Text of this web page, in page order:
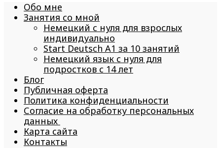
Обо мне
Занятия со мной
Немецкий с нуля для взрослых
индивидуально
Start Deutsch A1 за 10 занятий
Немецкий язык с нуля для
подростков с 14 лет
Блог
Публичная оферта
Политика конфиденциальности
Согласие на обработку персональных
данных
Карта сайта
Контакты